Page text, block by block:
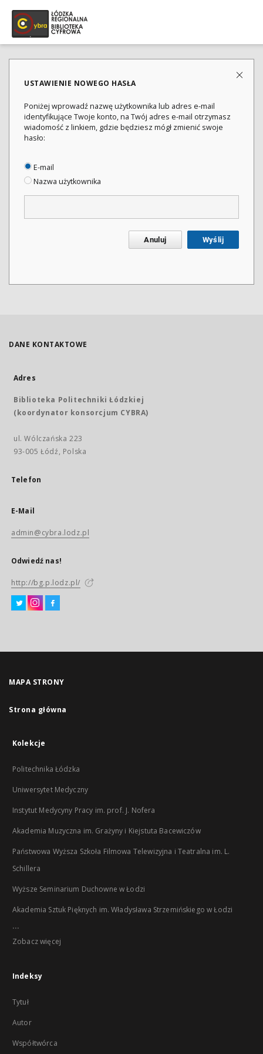
USTAWIENIE NOWEGO HASŁA
Poniżej wprowadź nazwę użytkownika lub adres e-mail
identyfikujące Twoje konto, na Twój adres e-mail otrzymasz
wiadomość z linkiem, gdzie będziesz mógł zmienić swoje
hasło:
E-mail
Nazwa użytkownika
Anuluj Wyślij
DANE KONTAKTOWE
Adres
Biblioteka Politechniki Łódzkiej
(koordynator konsorcjum CYBRA)
ul. Wólczańska 223
93-005 Łódź, Polska
Telefon
E-Mail
admin@cybra.lodz.pl
Odwiedź nas!
http://bg.p.lodz.pl/
MAPA STRONY
Strona główna
Kolekcje
Politechnika Łódzka
Uniwersytet Medyczny
Instytut Medycyny Pracy im. prof. J. Nofera
Akademia Muzyczna im. Grażyny i Kiejstuta Bacewiczów
Państwowa Wyższa Szkoła Filmowa Telewizyjna i Teatralna im. L.
Schillera
Wyższe Seminarium Duchowne w Łodzi
Akademia Sztuk Pięknych im. Władysława Strzemińskiego w Łodzi
...
Zobacz więcej
Indeksy
Tytuł
Autor
Współtwórca